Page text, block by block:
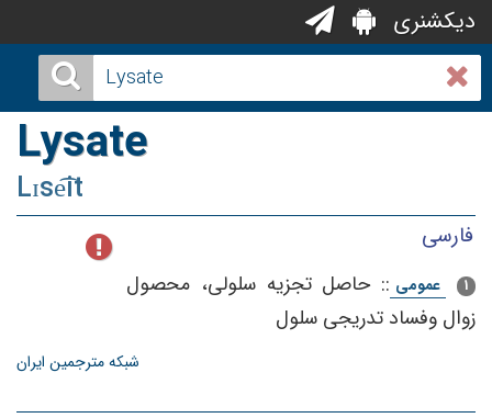
دیکشنری
Lysate
Lɪse͡it
فارسی
1 عمومی ::حاصل‌ تجزیه‌ سلولی‌، محصول‌
زوال‌ وفساد تدریجی‌ سلول‌
شبکه مترجمین ایران